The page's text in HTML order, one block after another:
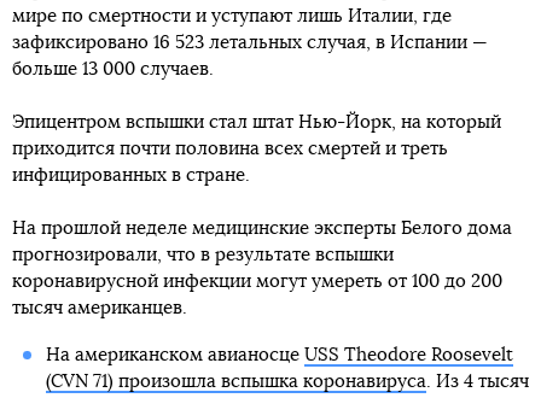
мире по смертности и уступают лишь Италии, где
зафиксировано 16 523 летальных случая, в Испании —
больше 13 000 случаев.
Эпицентром вспышки стал штат Нью-Йорк, на который
приходится почти половина всех смертей и треть
инфицированных в стране.
На прошлой неделе медицинские эксперты Белого дома
прогнозировали, что в результате вспышки
коронавирусной инфекции могут умереть от 100 до 200
тысяч американцев.
На американском авианосце USS Theodore Roosevelt
(CVN 71) произошла вспышка коронавируса. Из 4 тысяч